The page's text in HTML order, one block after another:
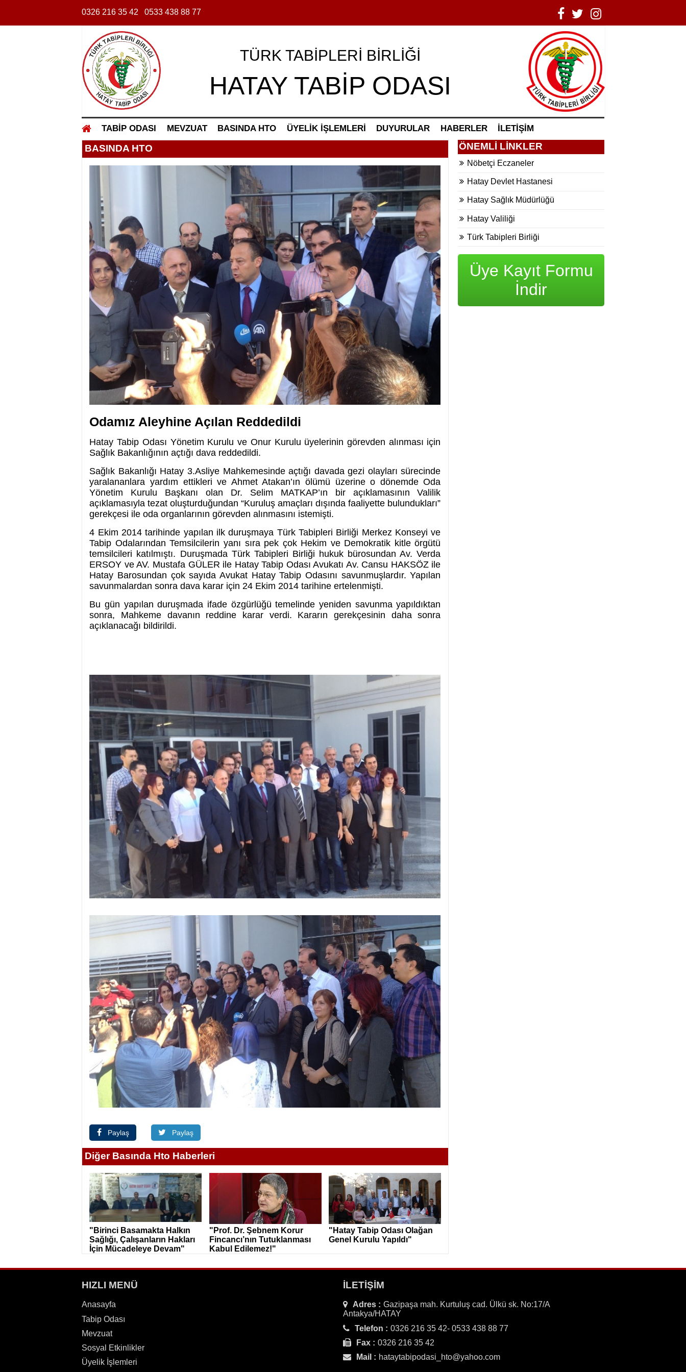
0326 216 35 42 0533 438 88 77
TÜRK TABİPLERİ BİRLİĞİ
HATAY TABİP ODASI
TABİP ODASI MEVZUAT BASINDA HTO ÜYELİK İŞLEMLERİ DUYURULAR HABERLER İLETİŞİM
BASINDA HTO
Odamız Aleyhine Açılan Reddedildi
Hatay Tabip Odası Yönetim Kurulu ve Onur Kurulu üyelerinin görevden alınması için
Sağlık Bakanlığının açtığı dava reddedildi.
Sağlık Bakanlığı Hatay 3.Asliye Mahkemesinde açtığı davada gezi olayları sürecinde
yaralananlara yardım ettikleri ve Ahmet Atakan’ın ölümü üzerine o dönemde Oda
Yönetim Kurulu Başkanı olan Dr. Selim MATKAP’ın bir açıklamasının Valilik
açıklamasıyla tezat oluşturduğundan “Kuruluş amaçları dışında faaliyette bulundukları”
gerekçesi ile oda organlarının görevden alınmasını istemişti.
4 Ekim 2014 tarihinde yapılan ilk duruşmaya Türk Tabipleri Birliği Merkez Konseyi ve
Tabip Odalarından Temsilcilerin yanı sıra pek çok Hekim ve Demokratik kitle örgütü
temsilcileri katılmıştı. Duruşmada Türk Tabipleri Birliği hukuk bürosundan Av. Verda
ERSOY ve AV. Mustafa GÜLER ile Hatay Tabip Odası Avukatı Av. Cansu HAKSÖZ ile
Hatay Barosundan çok sayıda Avukat Hatay Tabip Odasını savunmuşlardır. Yapılan
savunmalardan sonra dava karar için 24 Ekim 2014 tarihine ertelenmişti.
Bu gün yapılan duruşmada ifade özgürlüğü temelinde yeniden savunma yapıldıktan
sonra, Mahkeme davanın reddine karar verdi. Kararın gerekçesinin daha sonra
açıklanacağı bildirildi.
Paylaş Paylaş
Diğer Basında Hto Haberleri
"Birinci Basamakta Halkın
Sağlığı, Çalışanların Hakları
İçin Mücadeleye Devam"
"Prof. Dr. Şebnem Korur
Fincancı’nın Tutuklanması
Kabul Edilemez!"
"Hatay Tabip Odası Olağan
Genel Kurulu Yapıldı"
ÖNEMLİ LİNKLER
Nöbetçi Eczaneler
Hatay Devlet Hastanesi
Hatay Sağlık Müdürlüğü
Hatay Valiliği
Türk Tabipleri Birliği
Üye Kayıt Formu
İndir
HIZLI MENÜ
Anasayfa
Tabip Odası
Mevzuat
Sosyal Etkinlikler
Üyelik İşlemleri
İLETİŞİM
Adres : Gazipaşa mah. Kurtuluş cad. Ülkü sk. No:17/A
Antakya/HATAY
Telefon : 0326 216 35 42- 0533 438 88 77
Fax : 0326 216 35 42
Mail : hataytabipodasi_hto@yahoo.com